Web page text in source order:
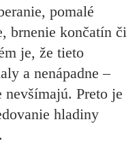
pomalé
brnenie končatín či
je, že tieto
a nenápadne –
Preto je
hladiny